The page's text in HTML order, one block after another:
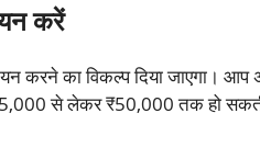
करें
करने का विकल्प दिया जाएगा।
से लेकर ₹50,000 तक हो सकती